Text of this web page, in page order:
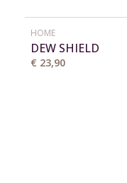
HOME
DEW SHIELD
€ 23,90